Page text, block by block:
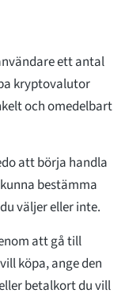
ett antal
kryptovalutor
och omedelbart
att börja handla
bestämma
väljer eller inte.
att gå till
köpa, ange den
betalkort du vill